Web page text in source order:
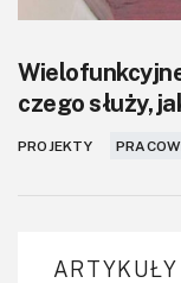
Do
czego służy,
PROJEKTY